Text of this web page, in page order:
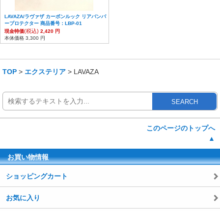
LAVAZA/ラヴァザ カーボンルック リアバンパ
ープロテクター 商品番号：LBP-01
現金特価(税込) 2,420 円
本体価格 3,300 円
TOP > エクステリア > LAVAZA
SEARCH
このページのトップへ
▲
お買い物情報
ショッピングカート
お気に入り